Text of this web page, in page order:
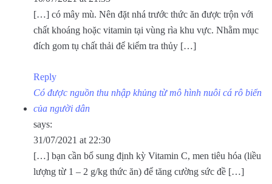
[…] có mây mù. Nên đặt nhá trước thức ăn được trộn với
chất khoáng hoặc vitamin tại vùng rìa khu vực. Nhằm mục
đích gom tụ chất thải để kiểm tra thủy […]
Reply
Có được nguồn thu nhập khủng từ mô hình nuôi cá rô biển
của người dân
says:
31/07/2021 at 22:30
[…] bạn cần bổ sung định kỳ Vitamin C, men tiêu hóa (liều
lượng từ 1 – 2 g/kg thức ăn) để tăng cường sức đề […]